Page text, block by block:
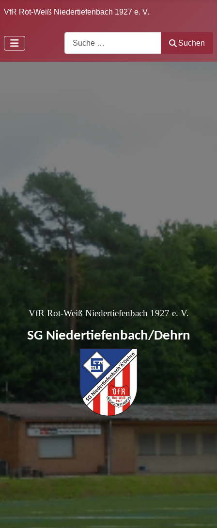
VfR Rot-Weiß Niedertiefenbach 1927 e. V.
Suchen
VfR Rot-Weiß Niedertiefenbach 1927 e. V.
SG Niedertiefenbach/Dehrn